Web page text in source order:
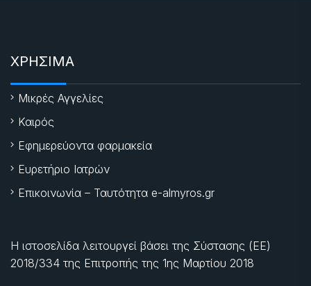
ΧΡΗΣΙΜΑ
Μικρές Αγγελίες
Καιρός
Εφημερεύοντα φαρμακεία
Ευρετήριο Ιατρών
Επικοινωνία – Ταυτότητα e-almyros.gr
Η ιστοσελίδα λειτουργεί βάσει της Σύστασης (ΕΕ)
2018/334 της Επιτροπής της 1ης Μαρτίου 2018